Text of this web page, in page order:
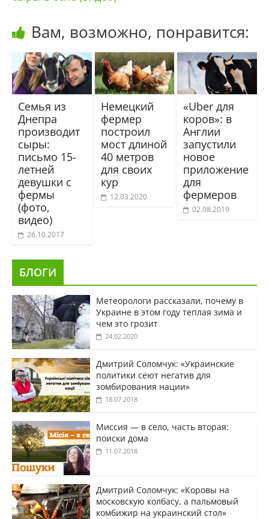
Вам, возможно, понравится:
Семья из
Днепра
производит
сыры:
письмо 15-
летней
девушки с
фермы
(фото,
видео)
26.10.2017
Немецкий
фермер
построил
мост длиной
40 метров
для своих
кур
12.03.2020
«Uber для
коров»: в
Англии
запустили
новое
приложение
для
фермеров
02.08.2019
БЛОГИ
Метеорологи рассказали, почему в
Украине в этом году теплая зима и
чем это грозит
24.02.2020
Дмитрий Соломчук: «Украинские
политики сеют негатив для
зомбирования нации»
18.07.2018
Миссия — в село, часть вторая:
поиски дома
11.07.2018
Дмитрий Соломчук: «Коровы на
московскую колбасу, а пальмовый
комбижир на украинский стол»